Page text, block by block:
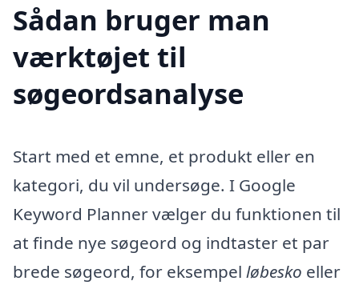
Sådan bruger man
værktøjet til
søgeordsanalyse
Start med et emne, et produkt eller en
kategori, du vil undersøge. I Google
Keyword Planner vælger du funktionen til
at finde nye søgeord og indtaster et par
brede søgeord, for eksempel løbesko eller